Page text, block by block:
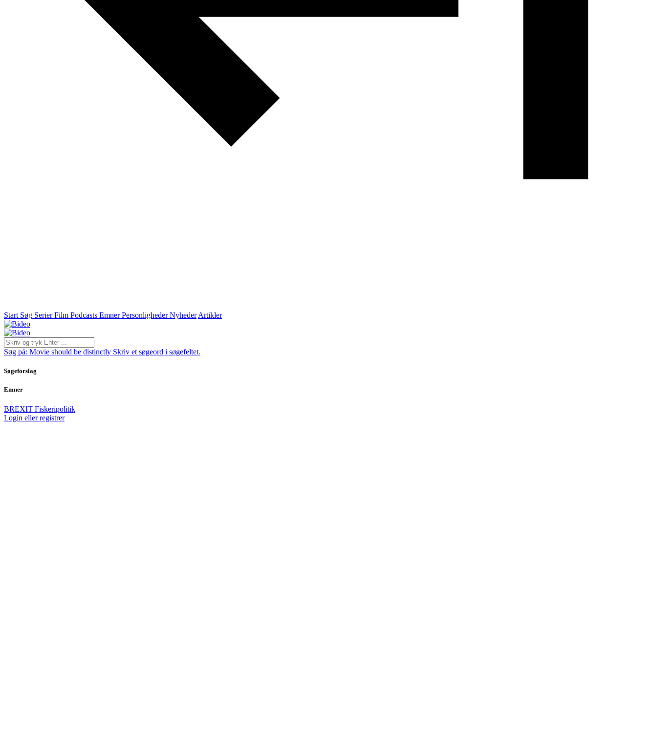
Start Søg Serier Film Podcasts Emner Personligheder Nyheder Artikler
Søg på: Movie should be distinctly Skriv et søgeord i søgefeltet.
Søgeforslag
Emner
BREXIT Fiskeripolitik
Login eller registrer